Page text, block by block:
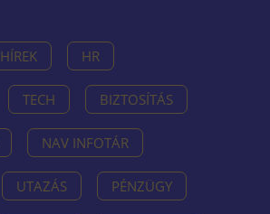
HÍREK HR
TECH BIZTOSÍTÁS
NAV INFOTÁR
UTAZÁS PÉNZÜGY